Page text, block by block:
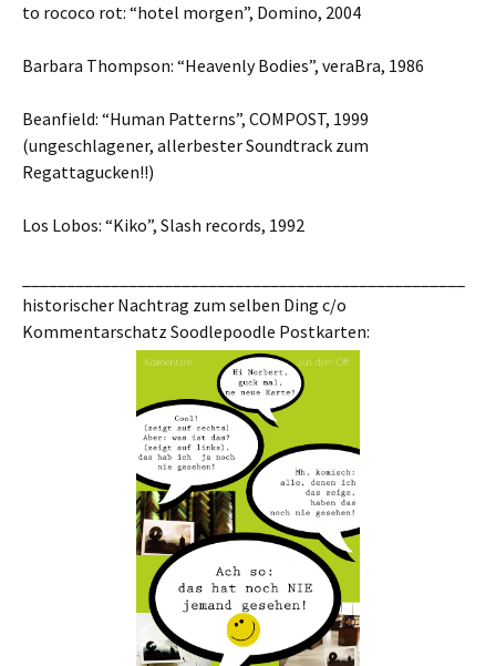
to rococo rot: “hotel morgen”, Domino, 2004
Barbara Thompson: “Heavenly Bodies”, veraBra, 1986
Beanfield: “Human Patterns”, COMPOST, 1999
(ungeschlagener, allerbester Soundtrack zum
Regattagucken!!)
Los Lobos: “Kiko”, Slash records, 1992
historischer Nachtrag zum selben Ding c/o
Kommentarschatz Soodlepoodle Postkarten: